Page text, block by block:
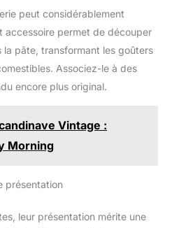
ou le cadeau idéal pour tous ceux
peut considérablement
accessoire permet de découper
la pâte, transformant les goûters
Associez-le à des
encore plus original.
Vintage :
Morning
présentation
leur présentation mérite une